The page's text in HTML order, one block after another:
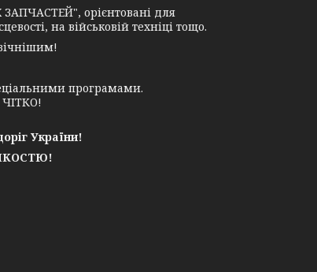
орієнтовані для
на військовій техніці тощо.
програмами.
України!